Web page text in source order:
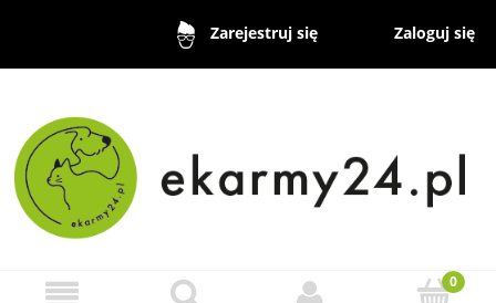
Zarejestruj się Zaloguj się